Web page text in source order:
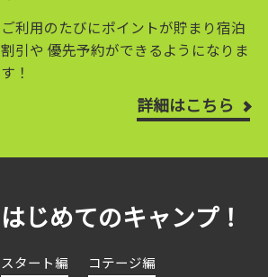
ご利用のたびにポイントが貯まり宿泊
割引や 優先予約ができるようになりま
す！
詳細はこちら
はじめてのキャンプ！
スタート編
コテージ編